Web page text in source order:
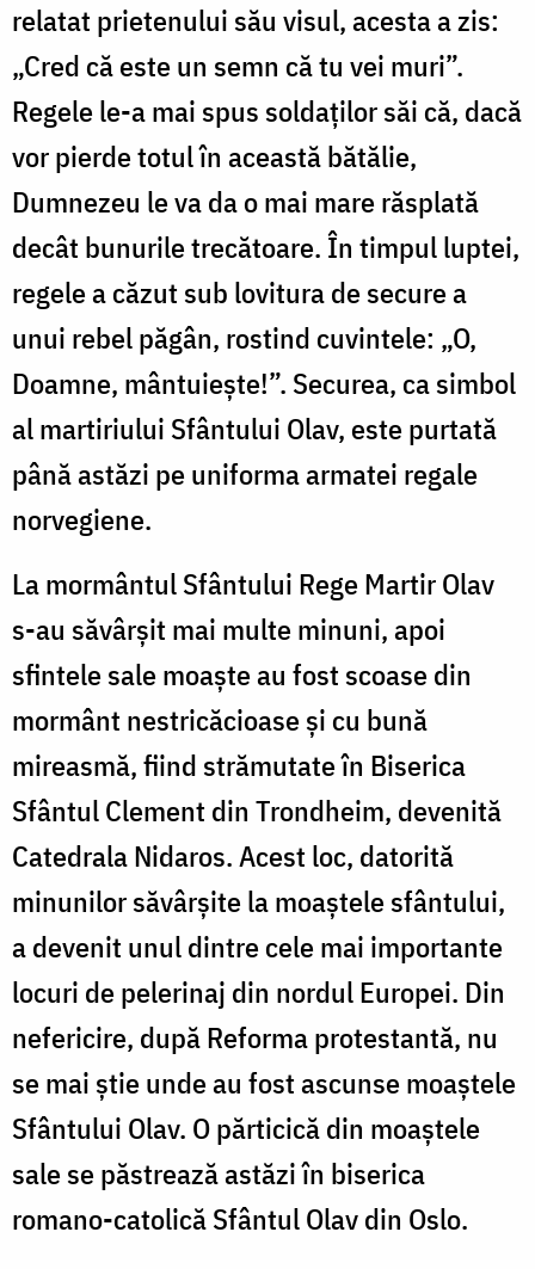
relatat prietenului său visul, acesta a zis:
„Cred că este un semn că tu vei muri”.
Regele le-a mai spus soldaților săi că, dacă
vor pierde totul în această bătălie,
Dumnezeu le va da o mai mare răsplată
decât bunurile trecătoare. În timpul luptei,
regele a căzut sub lovitura de secure a
unui rebel păgân, rostind cuvintele: „O,
Doamne, mântuiește!”. Securea, ca simbol
al martiriului Sfântului Olav, este purtată
până astăzi pe uniforma armatei regale
norvegiene.
La mormântul Sfântului Rege Martir Olav
s-au săvârșit mai multe minuni, apoi
sfintele sale moaște au fost scoase din
mormânt nestricăcioase și cu bună
mireasmă, fiind strămutate în Biserica
Sfântul Clement din Trondheim, devenită
Catedrala Nidaros. Acest loc, datorită
minunilor săvârșite la moaștele sfântului,
a devenit unul dintre cele mai importante
locuri de pelerinaj din nordul Europei. Din
nefericire, după Reforma protestantă, nu
se mai știe unde au fost ascunse moaștele
Sfântului Olav. O părticică din moaștele
sale se păstrează astăzi în biserica
romano-catolică Sfântul Olav din Oslo.